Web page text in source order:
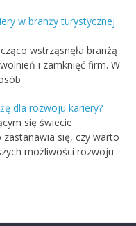
w branży turystycznej
wstrząsnęła branżą
i zamknięć firm. W
dla rozwoju kariery?
się świecie
się, czy warto
możliwości rozwoju